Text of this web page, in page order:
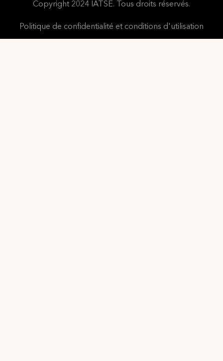
Copyright 2024 IATSE. Tous droits réservés.
Politique de confidentialité et conditions d'utilisation